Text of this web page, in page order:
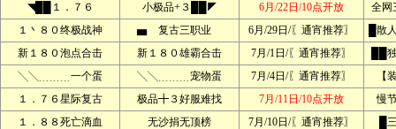
◥██１．７６
小极品+３██◤ 6月/22日/10点开放
全网
１丶８０终极战神
▅ 复古三职业 6月/29日/〖通宵推荐〗
█散
新１８０泡点合击
新１８０雄霸合击 7月/1日/〖通宵推荐〗
██
╲╲﹍﹍﹍一个蛋
╲╲﹍﹍﹍宠物蛋 7月/4日/〖通宵推荐〗
【
１．７６星际复古
极品╋３好服难找 7月/11日/10点开放
慢
１．８８死亡滴血
无沙捐无顶榜 7月/10日/〖通宵推荐〗 █